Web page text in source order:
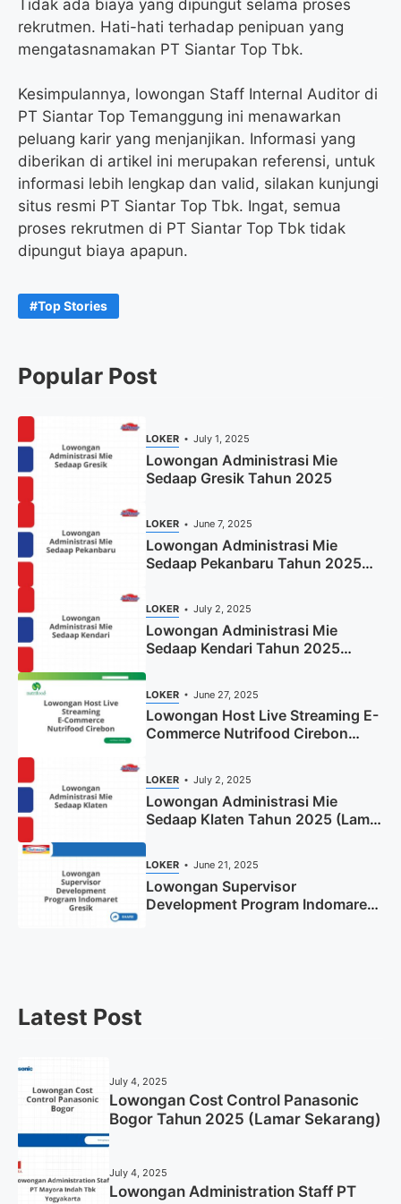
Tidak ada biaya yang dipungut selama proses
rekrutmen. Hati-hati terhadap penipuan yang
mengatasnamakan PT Siantar Top Tbk.
Kesimpulannya, lowongan Staff Internal Auditor di
PT Siantar Top Temanggung ini menawarkan
peluang karir yang menjanjikan. Informasi yang
diberikan di artikel ini merupakan referensi, untuk
informasi lebih lengkap dan valid, silakan kunjungi
situs resmi PT Siantar Top Tbk. Ingat, semua
proses rekrutmen di PT Siantar Top Tbk tidak
dipungut biaya apapun.
Top Stories
Popular Post
LOKER July 1, 2025
Lowongan Administrasi Mie
Sedaap Gresik Tahun 2025
LOKER June 7, 2025
Lowongan Administrasi Mie
Sedaap Pekanbaru Tahun 2025
LOKER July 2, 2025
Lowongan Administrasi Mie
Sedaap Kendari Tahun 2025
LOKER June 27, 2025
Lowongan Host Live Streaming E-
Commerce Nutrifood Cirebon
LOKER July 2, 2025
Lowongan Administrasi Mie
Sedaap Klaten Tahun 2025 (Lamar
LOKER June 21, 2025
Lowongan Supervisor
Development Program Indomaret
Latest Post
July 4, 2025
Lowongan Cost Control Panasonic
Bogor Tahun 2025 (Lamar Sekarang)
July 4, 2025
Lowongan Administration Staff PT